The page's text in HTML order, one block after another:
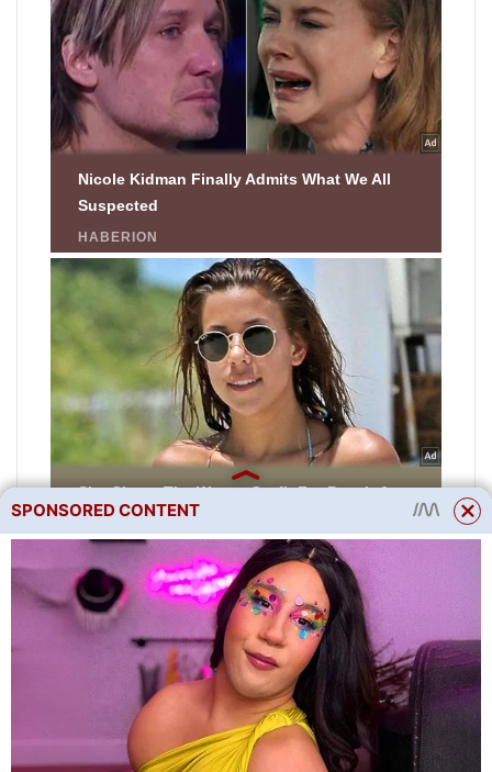
SPONSORED CONTENT